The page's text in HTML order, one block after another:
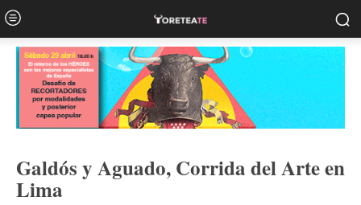
Galdós y Aguado, Corrida del Arte en
Lima